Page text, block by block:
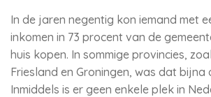
In de jaren negentig kon iemand met
inkomen in 73 procent van de
huis kopen. In sommige provincies,
Friesland en Groningen, was dat bijna
Inmiddels is er geen enkele plek in